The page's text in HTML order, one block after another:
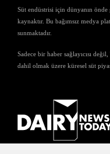
Süt endüstrisi için dünyanın
kaynaktır. Bu bağımsız medya
sunmaktadır.
Sadece bir haber sağlayıcısı
dahil olmak üzere küresel süt